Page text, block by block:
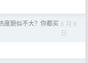
度貌似不大？你都买 6 月 8
日